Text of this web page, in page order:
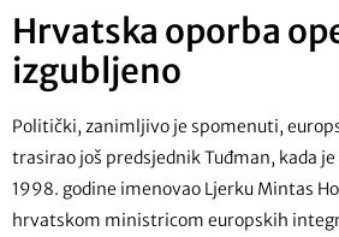
Hrvatska oporba
izgubljeno
Politički, zanimljivo je spomenuti,
trasirao još predsjednik Tuđman, kada je
1998. godine imenovao Ljerku Mintas
hrvatskom ministricom europskih